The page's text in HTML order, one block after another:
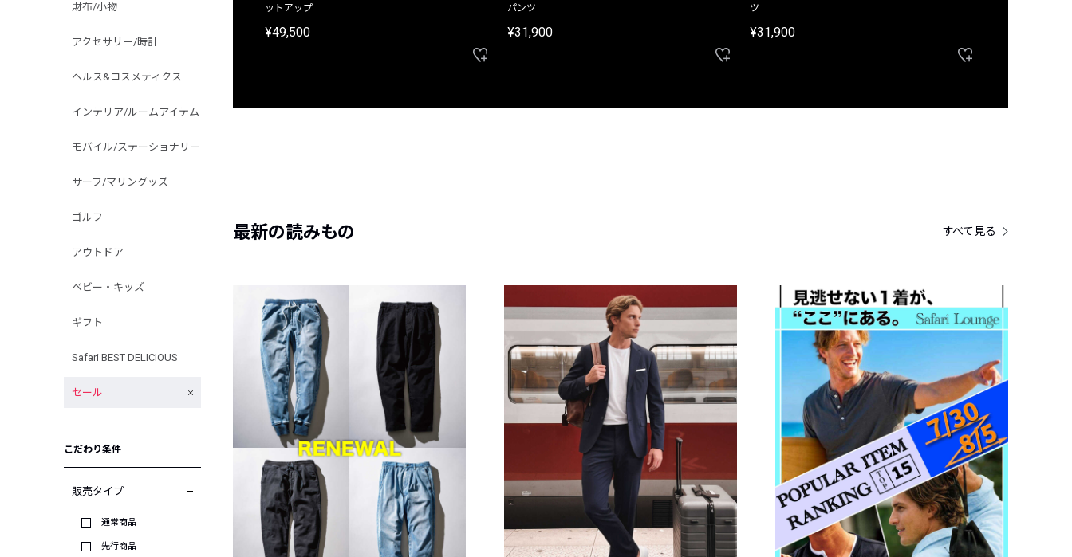
財布/小物
アクセサリー/時計
ヘルス&コスメティクス
インテリア/ルームアイテム
モバイル/ステーショナリー
サーフ/マリングッズ
ゴルフ
アウトドア
ベビー・キッズ
ギフト
Safari BEST DELICIOUS
セール
こだわり条件
販売タイプ
通常商品
先行商品
ットアップ
¥49,500
パンツ
¥31,900
ツ
¥31,900
最新の読みもの すべて見る